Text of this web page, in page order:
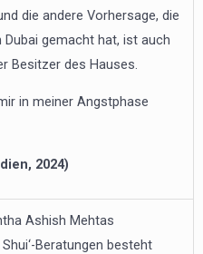
die andere Vorhersage, die
gemacht hat, ist auch
Besitzer des Hauses.
in meiner Angstphase
2024)
Ashish Mehtas
Beratungen besteht